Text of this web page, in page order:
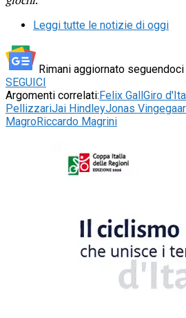
Leggi tutte le notizie di oggi
Rimani aggiornato
SEGUICI
Argomenti correlati:Felix GallGiro
PellizzariJai HindleyJonas
MagroRiccardo Magrini